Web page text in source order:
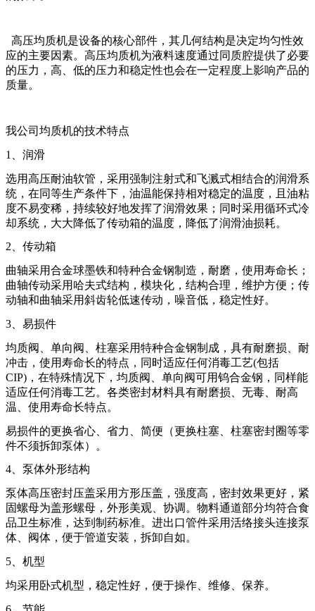
高压均质机是设备的核心部件，其几何结构是决定均匀性效
应的主要因素。高压均质机为液料速度通过同质腔提供了必要
的压力，高、低的压力和稳定性也会在一定程度上影响产品的
质量。
我公司均质机的技术特点
1
、润滑
选用高压耐油软管，采用强制注射式和飞溅式相结合的润滑系
统，在同等生产条件下，油温能保持相对稳定的温度，且油粘
度不易变稀，持续较好地发挥了润滑效果；同时采用循环式冷
却系统，大大降低了传动箱的温度，降低了润滑油损耗。
2、传动箱
曲轴采用合金球墨铁和特种合金钢制造，耐磨，使用寿命长；
曲轴传动采用哈夫式结构，模块化，结构合理，维护方便；传
动轴和曲轴采用斜齿轮低速传动，噪音低，稳定性好。
3 、易损件
均质阀、单向阀、柱塞采用特种合金钢制成，具有耐磨损、耐
冲击，使用寿命长的特点，同时适应任何消毒工艺(包括
CIP)，在特殊情况下，均质阀、单向阀可用钨合金钢，同样能
适应任何消毒工艺。各类密封材料具有耐磨损、无毒、耐高
温、使用寿命长特点。
易损件的更换省心、省力、简便（更换柱塞、柱塞密封圈等零
件不须拆卸泵体）。
4、泵体外形结构
泵体高压密封压盖采用方形压盖，强度高，密封效果更好，紧
固螺母为盖形螺母，外形美观、协调。物料通道部分均符合食
品卫生标准，达到制药标准。进出口管件采用活络接头连接泵
体、阀体，便于管道安装，拆卸自如。
5 、机型
均采用卧式机型，稳定性好，便于操作、维修、保养。